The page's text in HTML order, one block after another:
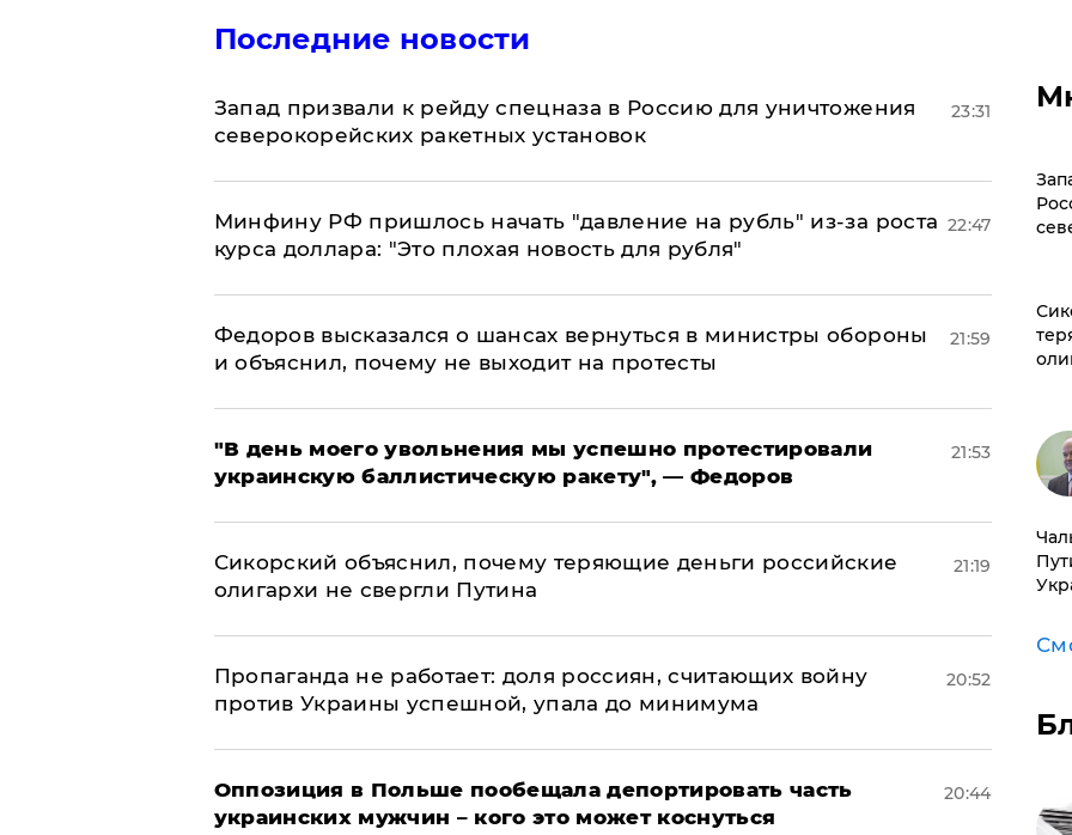
Последние новости
Запад призвали к рейду спецназа в Россию для уничтожения
северокорейских ракетных установок
23:31
Минфину РФ пришлось начать "давление на рубль" из-за роста
курса доллара: "Это плохая новость для рубля"
22:47
Федоров высказался о шансах вернуться в министры обороны
и объяснил, почему не выходит на протесты
21:59
​"В день моего увольнения мы успешно протестировали
украинскую баллистическую ракету", — Федоров
21:53
Сикорский объяснил, почему теряющие деньги российские
олигархи не свергли Путина
21:19
​Пропаганда не работает: доля россиян, считающих войну
против Украины успешной, упала до минимума
20:52
Оппозиция в Польше пообещала депортировать часть
украинских мужчин – кого это может коснуться
20:44